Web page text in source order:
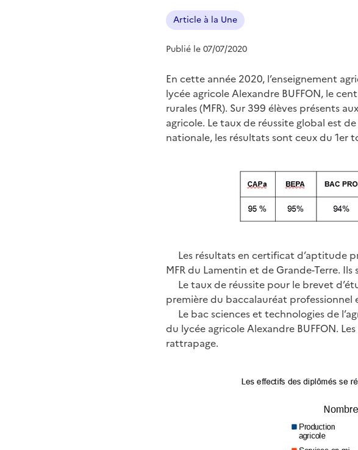
Article à la Une
Publié le 07/07/2020
En cette année 2020, l’enseignement
lycée agricole Alexandre BUFFON, le
rurales (MFR). Sur 399 élèves présents
agricole. Le taux de réussite global est
nationale, les résultats sont ceux du 1er
Les résultats en certificat d’aptitude
MFR du Lamentin et de Grande-Terre.
Le taux de réussite pour le brevet
première du baccalauréat professionnel
Le bac sciences et technologies de
du lycée agricole Alexandre BUFFON.
rattrapage.